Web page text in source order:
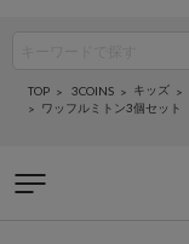
TOP 3COINS キッズ
ワッフルミトン3個セット